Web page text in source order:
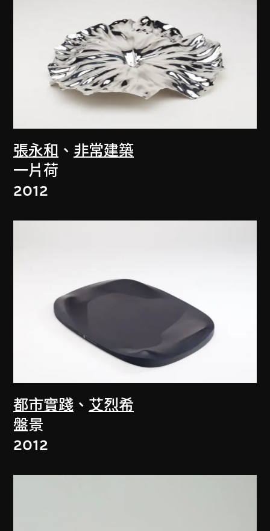
張永和 、 非常建築
一片荷
2012
都市實踐 、 艾烈希
盤景
2012